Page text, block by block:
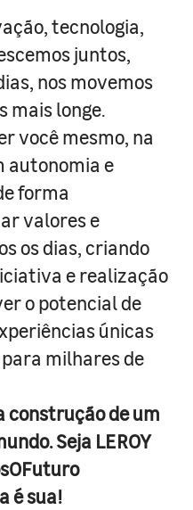
tecnologia,
juntos,
nos movemos
mais longe.
você mesmo, na
autonomia e
forma
valores e
os dias, criando
e realização
o potencial de
únicas
milhares de
construção de um
Seja LEROY
é sua!